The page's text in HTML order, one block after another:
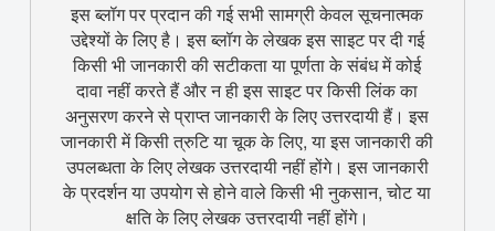
इस ब्लॉग पर प्रदान की गई सभी सामग्री केवल सूचनात्मक
उद्देश्यों के लिए है। इस ब्लॉग के लेखक इस साइट पर दी गई
किसी भी जानकारी की सटीकता या पूर्णता के संबंध में कोई
दावा नहीं करते हैं और न ही इस साइट पर किसी लिंक का
अनुसरण करने से प्राप्त जानकारी के लिए उत्तरदायी हैं। इस
जानकारी में किसी त्रुटि या चूक के लिए, या इस जानकारी की
उपलब्धता के लिए लेखक उत्तरदायी नहीं होंगे। इस जानकारी
के प्रदर्शन या उपयोग से होने वाले किसी भी नुकसान, चोट या
क्षति के लिए लेखक उत्तरदायी नहीं होंगे।